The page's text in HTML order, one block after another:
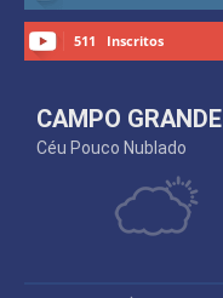
511 Inscritos
CAMPO GRANDE
Céu Pouco Nublado